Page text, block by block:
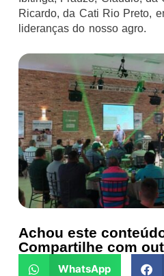
Ricardo, da Cati Rio Preto,
lideranças do nosso agro.
Achou este
Compartilhe com
WhatsApp